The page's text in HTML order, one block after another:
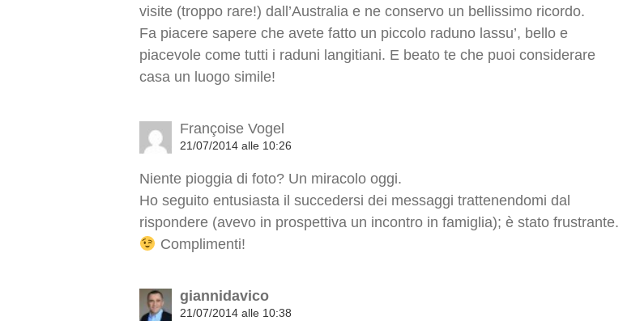
visite (troppo rare!) dall’Australia e ne conservo un bellissimo ricordo.
Fa piacere sapere che avete fatto un piccolo raduno lassu’, bello e
piacevole come tutti i raduni langitiani. E beato te che puoi considerare
casa un luogo simile!
Françoise Vogel
21/07/2014 alle 10:26
Niente pioggia di foto? Un miracolo oggi.
Ho seguito entusiasta il succedersi dei messaggi trattenendomi dal
rispondere (avevo in prospettiva un incontro in famiglia); è stato frustrante.
Complimenti!
giannidavico
21/07/2014 alle 10:38